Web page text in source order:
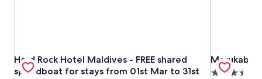
Hard Rock Hotel Maldives - FREE shared
speedboat for stays from 01st Mar to 31st
Hard Rock Hotel Maldives - FREE shared speedboat for
Marukab
Marukab